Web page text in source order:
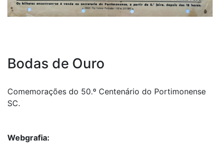
Bodas de Ouro
Comemorações do 50.º Centenário do Portimonense
SC.
Webgrafia: